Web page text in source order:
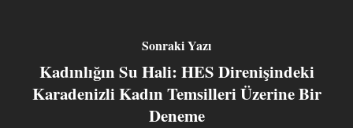
Sonraki Yazı
Kadınlığın Su Hali: HES Direnişindeki
Karadenizli Kadın Temsilleri Üzerine Bir
Deneme